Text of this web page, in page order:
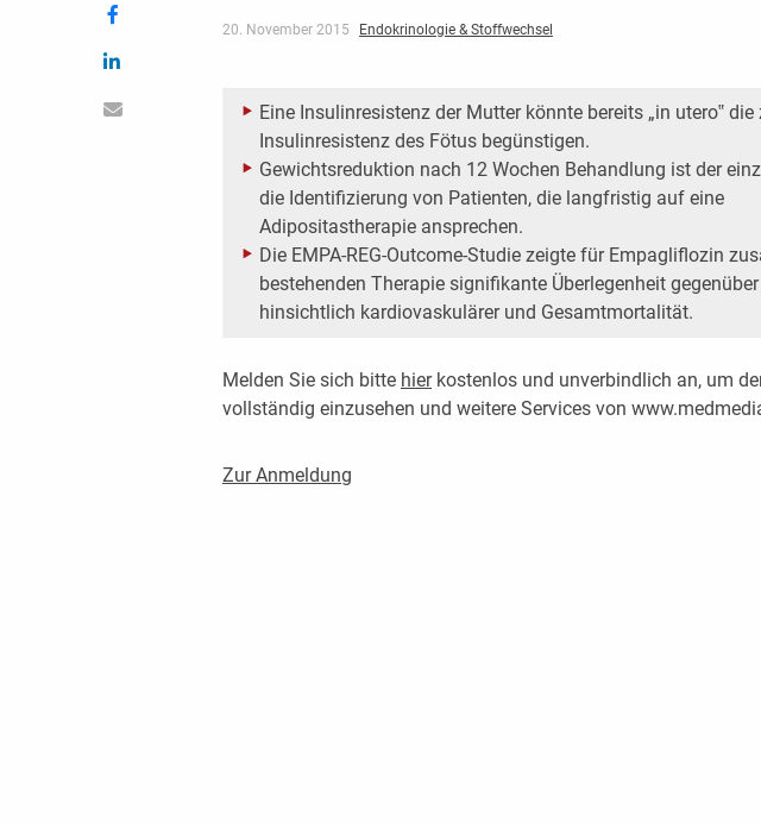
20. November 2015 Endokrinologie & Stoffwechsel
Eine Insulinresistenz der Mutter könnte bereits „in utero‟ die
Insulinresistenz des Fötus begünstigen.
Gewichtsreduktion nach 12 Wochen Behandlung ist der
die Identifizierung von Patienten, die langfristig auf eine
Adipositastherapie ansprechen.
Die EMPA-REG-Outcome-Studie zeigte für Empagliflozin
bestehenden Therapie signifikante Überlegenheit
hinsichtlich kardiovaskulärer und Gesamtmortalität.
Melden Sie sich bitte hierkostenlos und unverbindlich an, um
vollständig einzusehen und weitere Services von
Zur Anmeldung